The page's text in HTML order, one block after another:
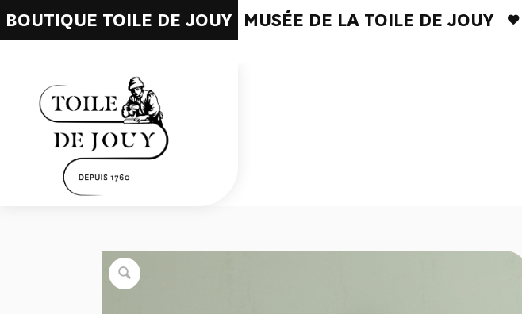
BOUTIQUE TOILE DE JOUY MUSÉE DE LA TOILE DE JOUY